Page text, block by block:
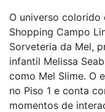
O universo colorido
Shopping Campo
Sorveteria da Mel,
infantil Melissa
como Mel Slime. O
no Piso 1 e conta
momentos de